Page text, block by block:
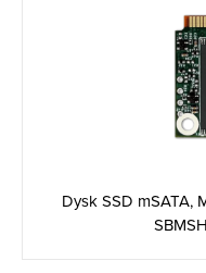
Dysk SSD mSATA,